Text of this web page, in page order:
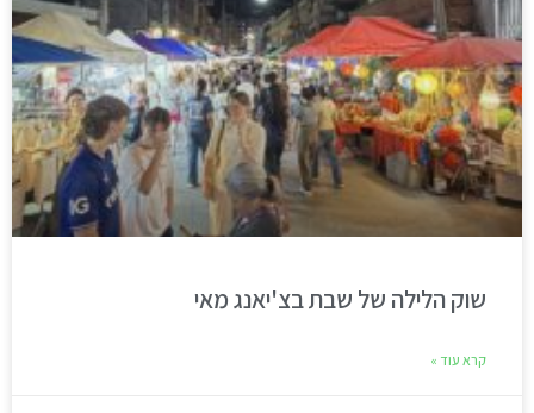
שוק הלילה של שבת בצ'יאנג מאי
קרא עוד »